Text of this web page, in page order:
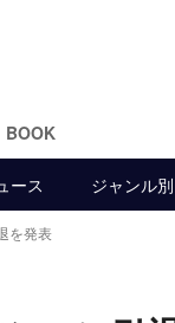
BOOK
ース ジャンル別
を発表